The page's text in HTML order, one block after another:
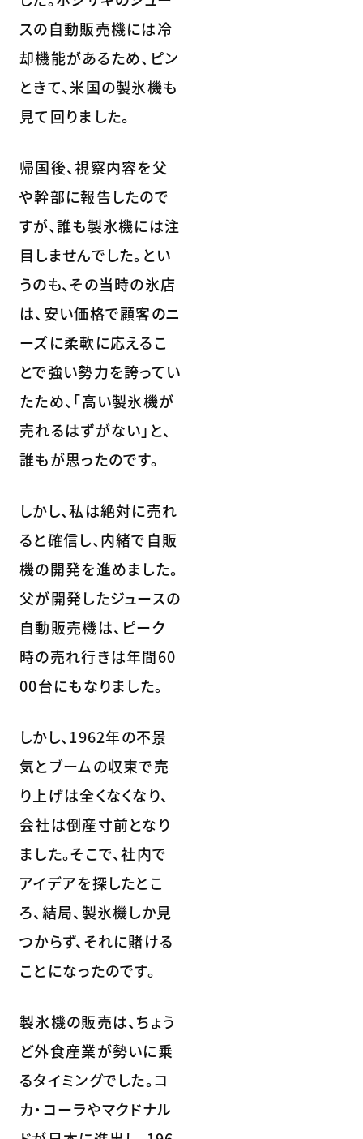
スの自動販売機には冷
却機能があるため、ピン
ときて、米国の製氷機も
見て回りました。
帰国後、視察内容を父
や幹部に報告したので
すが、誰も製氷機には注
目しませんでした。とい
うのも、その当時の氷店
は、安い価格で顧客のニ
ーズに柔軟に応えるこ
とで強い勢力を誇ってい
たため、「高い製氷機が
売れるはずがない」と、
誰もが思ったのです。
しかし、私は絶対に売れ
ると確信し、内緒で自販
機の開発を進めました。
父が開発したジュースの
自動販売機は、ピーク
時の売れ行きは年間60
00台にもなりました。
しかし、1962年の不景
気とブームの収束で売
り上げは全くなくなり、
会社は倒産寸前となり
ました。そこで、社内で
アイデアを探したとこ
ろ、結局、製氷機しか見
つからず、それに賭ける
ことになったのです。
製氷機の販売は、ちょう
ど外食産業が勢いに乗
るタイミングでした。コ
カ・コーラやマクドナル